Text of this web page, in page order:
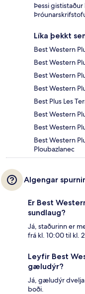
Þessi
Líka þekkt
Best Western
Best Western
Best Western
Best Western
Best Plus Les
Best Western
Best Western
Best Western
Ploubazlanec
Algengar
Er Best
sundlaug?
Já, staðurinn er
frá kl. 10:00 til kl.
Leyfir Best
gæludýr?
Já, gæludýr
boði.